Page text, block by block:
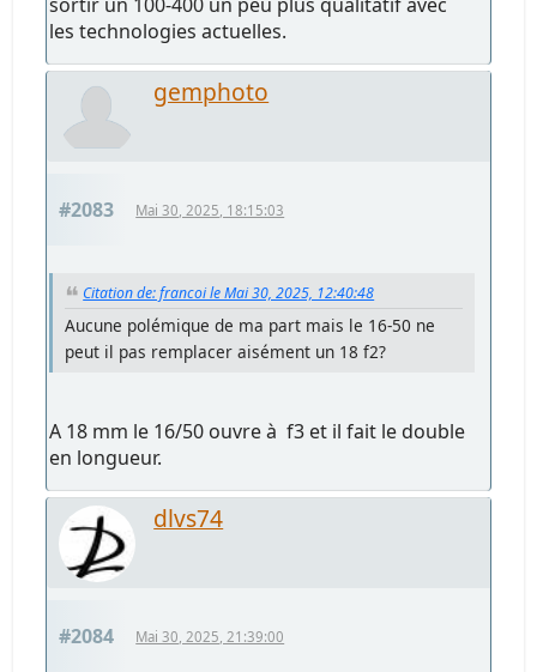
les technologies actuelles.
gemphoto
#2083 Mai 30, 2025, 18:15:03
Citation de: francoi le Mai 30, 2025, 12:40:48
Aucune polémique de ma part mais le 16-50 ne
peut il pas remplacer aisément un 18 f2?
A 18 mm le 16/50 ouvre à f3 et il fait le double
en longueur.
dlvs74
#2084 Mai 30, 2025, 21:39:00